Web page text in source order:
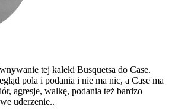
tej kaleki Busquetsa do Case.
pola i podania i nie ma nic, a Case ma
agresje, walkę, podania też bardzo
uderzenie..